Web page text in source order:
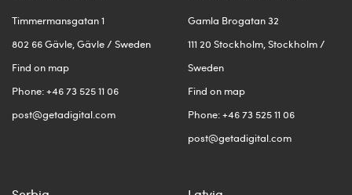
Timmermansgatan 1
802 66 Gävle, Gävle / Sweden
Find on map
Phone: +46 73 525 11 06
post@getadigital.com
Gamla Brogatan 32
111 20 Stockholm, Stockholm /
Sweden
Find on map
Phone: +46 73 525 11 06
post@getadigital.com